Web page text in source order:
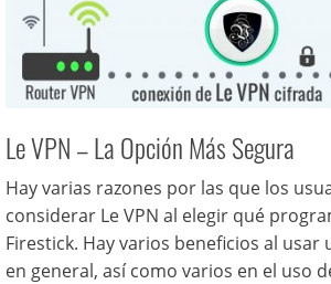
Le VPN – La Opción Más Segura
Hay varias razones por las que los
considerar Le VPN al elegir qué
Firestick. Hay varios beneficios al usar
en general, así como varios en el uso